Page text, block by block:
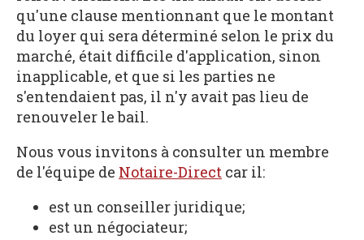
qu'une clause mentionnant que le montant
du loyer qui sera déterminé selon le prix du
marché, était difficile d'application, sinon
inapplicable, et que si les parties ne
s'entendaient pas, il n'y avait pas lieu de
renouveler le bail.
Nous vous invitons à consulter un membre
de l'équipe de Notaire-Direct car il:
est un conseiller juridique;
est un négociateur;